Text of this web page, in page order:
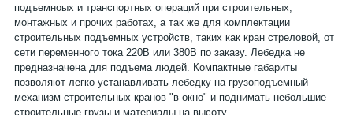
подъемноых и транспортных операций при строительных,
монтажных и прочих работах, а так же для комплектации
строительных подъемных устройств, таких как кран стреловой, от
сети переменного тока 220В или 380В по заказу. Лебедка не
предназначена для подъема людей. Компактные габариты
позволяют легко устанавливать лебедку на грузоподъемный
механизм строительных кранов "в окно" и поднимать небольшие
строительные грузы и материалы на высоту.